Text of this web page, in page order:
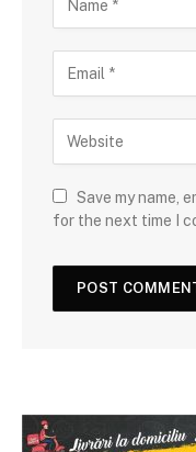
Save my name,
for the next time I